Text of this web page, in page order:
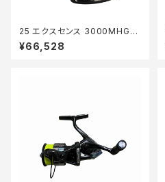
25 エクスセンス 3000MHG
【中古品】
¥66,528